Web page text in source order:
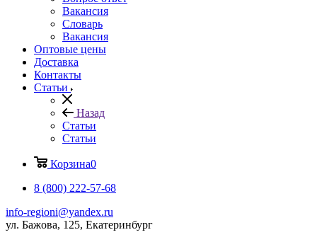
Вакансия
Словарь
Вакансия
Оптовые цены
Доставка
Контакты
Статьи
Назад
Статьи
Статьи
Корзина0
8 (800) 222-57-68
info-regioni@yandex.ru
ул. Бажова, 125, Екатеринбург